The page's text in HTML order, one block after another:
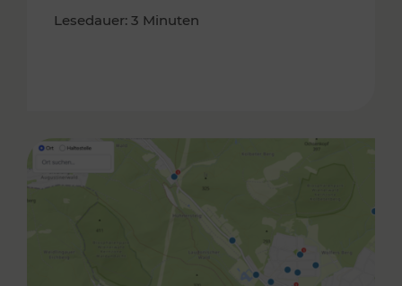
Lesedauer: 3 Minuten